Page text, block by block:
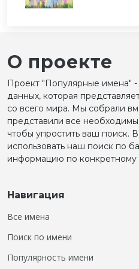
О проекте
Проект "Популярные имена" -
данных, которая
со всего мира. Мы собрали
представили все
чтобы упростить ваш поиск.
использовать наш поиск по
информацию по конкретному
Навигация
Все имена
Поиск по имени
Популярность имени